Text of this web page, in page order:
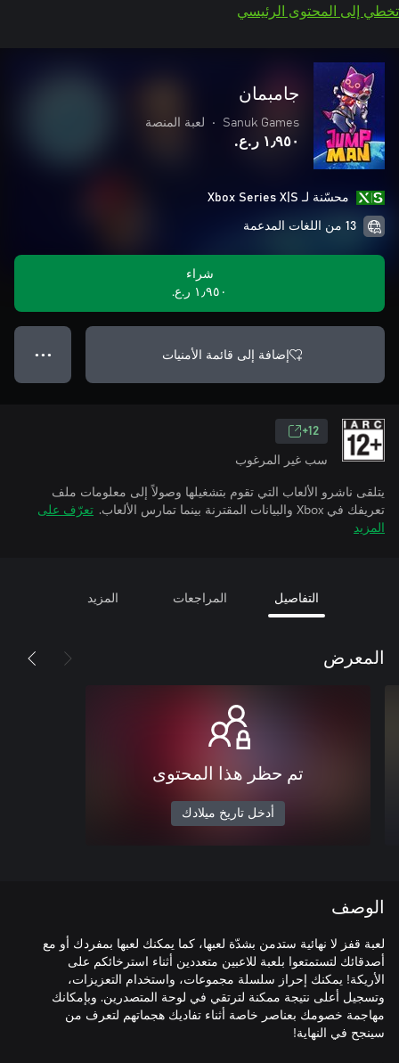
تخطي إلى المحتوى الرئيسي
جامبمان
Sanuk Games
• لعبة المنصة
١٫٩٥٠ ر.ع.‏
محسّنة لـ Xbox Series X|S
13 من اللغات المدعمة
شراء
١٫٩٥٠ ر.ع.‏
إضافة إلى قائمة الأمنيات ● ● ●
12+
سب غير المرغوب
يتلقى ناشرو الألعاب التي تقوم بتشغيلها وصولاً إلى معلومات ملف
تعريفك في Xbox والبيانات المقترنة بينما تمارس الألعاب.
تعرّف على
المزيد
التفاصيل المراجعات المزيد
المعرض
تم حظر هذا المحتوى
أدخل تاريخ ميلادك
الوصف
لعبة قفز لا نهائية ستدمن بشدّة لعبها، كما يمكنك لعبها بمفردك أو مع
أصدقائك لتستمتعوا بلعبة للاعبين متعددين أثناء استرخائكم على
الأريكة! يمكنك إحراز سلسلة مجموعات، واستخدام التعزيزات،
وتسجيل أعلى نتيجة ممكنة لترتقي في لوحة المتصدرين. وبإمكانك
مهاجمة خصومك بعناصر خاصة أثناء تفاديك هجماتهم لتعرف من